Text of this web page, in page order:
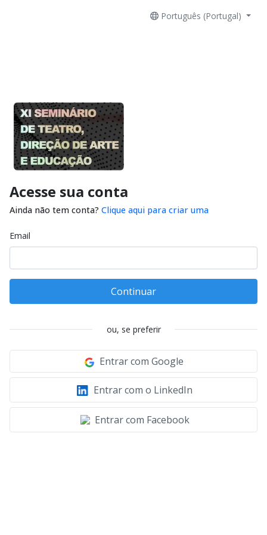
Português (Portugal)
Acesse sua conta
Ainda não tem conta? Clique aqui para criar uma
Email
Continuar
ou, se preferir
Entrar com Google
Entrar com o LinkedIn
Entrar com Facebook